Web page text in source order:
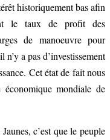
historiquement bas afin
le taux de profit des
de manoeuvre pour
a pas d’investissement
Cet état de fait nous
mondiale de
c’est que le peuple